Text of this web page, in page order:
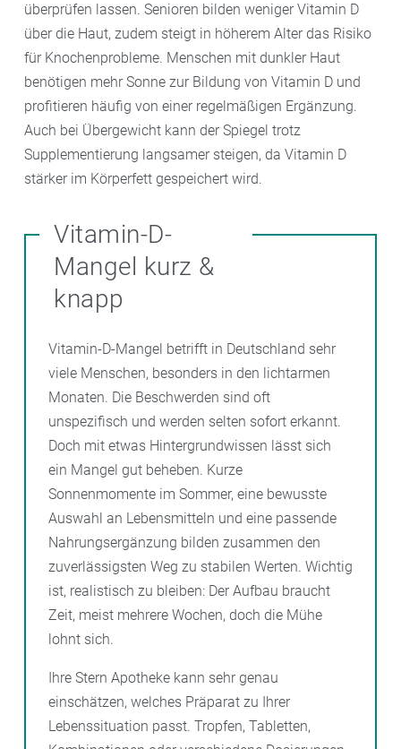
überprüfen lassen. Senioren bilden weniger Vitamin D
über die Haut, zudem steigt in höherem Alter das Risiko
für Knochenprobleme. Menschen mit dunkler Haut
benötigen mehr Sonne zur Bildung von Vitamin D und
profitieren häufig von einer regelmäßigen Ergänzung.
Auch bei Übergewicht kann der Spiegel trotz
Supplementierung langsamer steigen, da Vitamin D
stärker im Körperfett gespeichert wird.
Vitamin-D-
Mangel kurz &
knapp
Vitamin-D-Mangel betrifft in Deutschland sehr
viele Menschen, besonders in den lichtarmen
Monaten. Die Beschwerden sind oft
unspezifisch und werden selten sofort erkannt.
Doch mit etwas Hintergrundwissen lässt sich
ein Mangel gut beheben. Kurze
Sonnenmomente im Sommer, eine bewusste
Auswahl an Lebensmitteln und eine passende
Nahrungsergänzung bilden zusammen den
zuverlässigsten Weg zu stabilen Werten. Wichtig
ist, realistisch zu bleiben: Der Aufbau braucht
Zeit, meist mehrere Wochen, doch die Mühe
lohnt sich.
Ihre Stern Apotheke kann sehr genau
einschätzen, welches Präparat zu Ihrer
Lebenssituation passt. Tropfen, Tabletten,